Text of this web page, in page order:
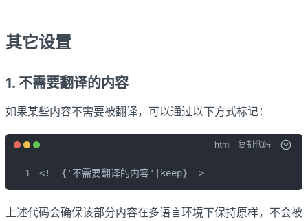
其它设置
1. 不需要翻译的内容
如果某些内容不需要被翻译，可以通过以下方式标记：
html 复制代码
<!--{'不需要翻译的内容'|keep}-->
上述代码会确保该部分内容在多语言环境下保持原样，不会被